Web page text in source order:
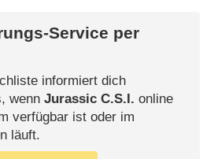
Service per
informiert dich
wenn Jurassic C.S.I. online
verfügbar ist oder im
läuft.